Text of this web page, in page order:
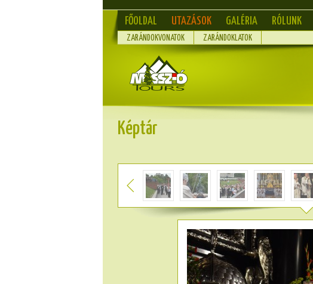
FŐOLDAL UTAZÁSOK GALÉRIA RÓLUNK
ZARÁNDOKVONATOK ZARÁNDOKLATOK
Képtár